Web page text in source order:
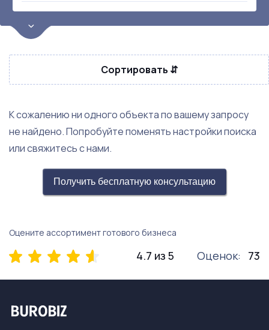
Цена
от:
до:
Прибыль
Сортировать ⇵
К сожалению ни одного объекта по вашему запросу
не найдено. Попробуйте поменять настройки поиска
или свяжитесь с нами.
Получить бесплатную консультацию
Оцените ассортимент готового бизнеса
4.7 из 5 Оценок: 73